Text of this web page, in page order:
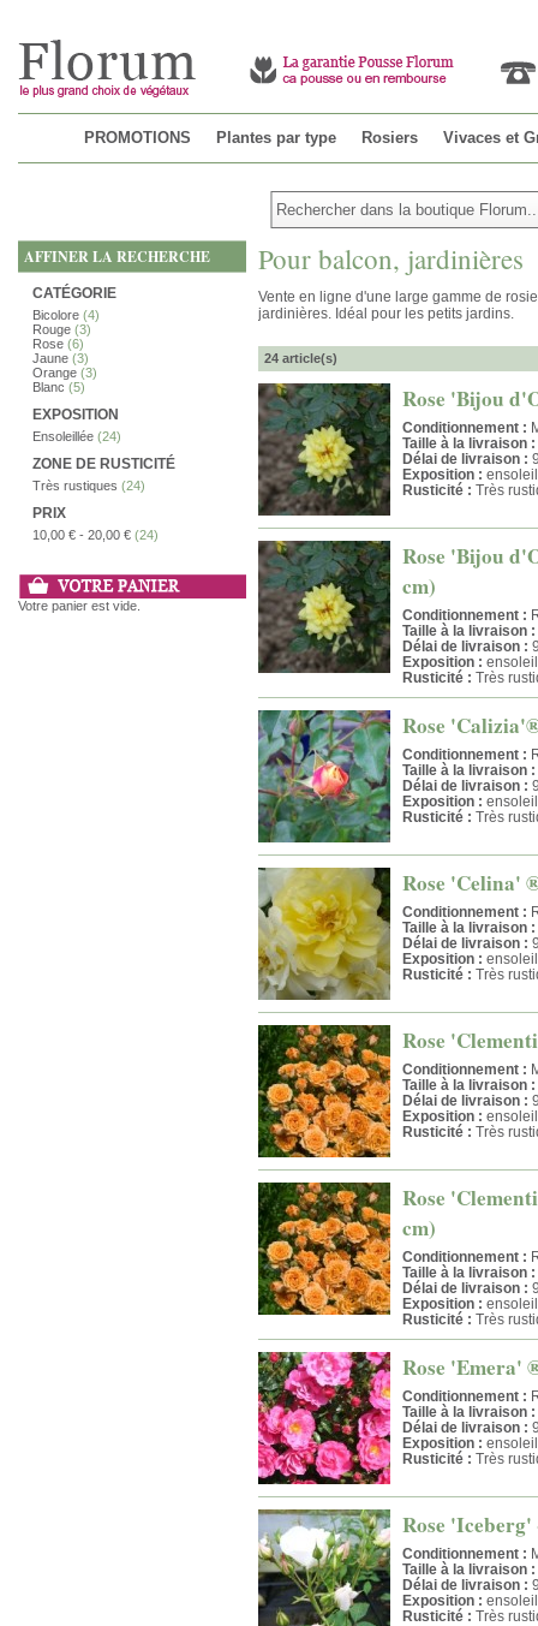
PROMOTIONS Plantes par type Rosiers Vivaces et
AFFINER LA RECHERCHE
CATÉGORIE
Bicolore (4)
Rouge (3)
Rose (6)
Jaune (3)
Orange (3)
Blanc (5)
EXPOSITION
Ensoleillée (24)
ZONE DE RUSTICITÉ
Très rustiques (24)
PRIX
10,00 € - 20,00 € (24)
Votre panier est vide.
Pour balcon, jardinières
Vente en ligne d'une large gamme de
jardinières. Idéal pour les petits jardins.
24 article(s)
Rose 'Bijou
Conditionnement :
Taille à la livraison :
Délai de livraison :
Exposition :
Rusticité : Très
Rose 'Bijou
cm)
Conditionnement :
Taille à la livraison :
Délai de livraison :
Exposition :
Rusticité : Très
Rose
Conditionnement :
Taille à la livraison :
Délai de livraison :
Exposition :
Rusticité : Très
Rose 'Celina'
Conditionnement :
Taille à la livraison :
Délai de livraison :
Exposition :
Rusticité : Très
Rose
Conditionnement :
Taille à la livraison :
Délai de livraison :
Exposition :
Rusticité : Très
Rose
cm)
Conditionnement :
Taille à la livraison :
Délai de livraison :
Exposition :
Rusticité : Très
Rose 'Emera'
Conditionnement :
Taille à la livraison :
Délai de livraison :
Exposition :
Rusticité : Très
Rose
Conditionnement :
Taille à la livraison :
Délai de livraison :
Exposition :
Rusticité : Très